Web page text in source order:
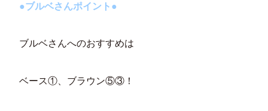
●ブルベさんポイント●
ブルベさんへのおすすめは
ベース①、ブラウン⑤③！